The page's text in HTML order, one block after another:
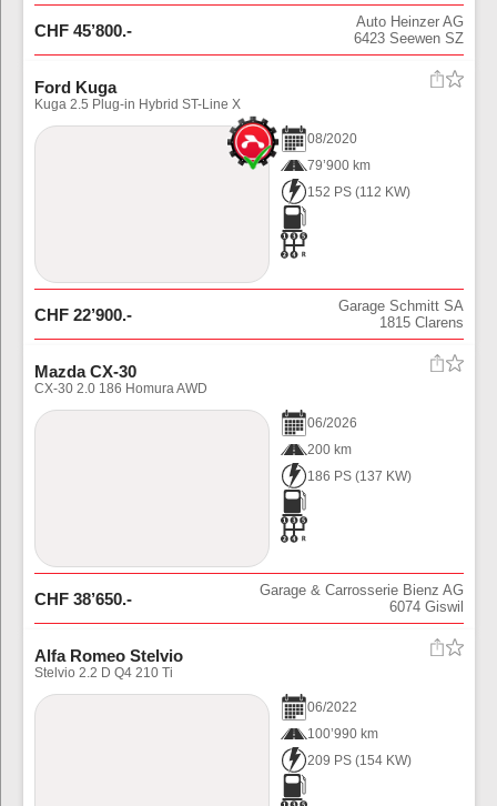
CHF 45’800.-
Auto Heinzer AG
6423 Seewen SZ
Ford Kuga
Kuga 2.5 Plug-in Hybrid ST-Line X
08/2020
79’900 km
152 PS (112 KW)
CHF 22’900.-
Garage Schmitt SA
1815 Clarens
Mazda CX-30
CX-30 2.0 186 Homura AWD
06/2026
200 km
186 PS (137 KW)
CHF 38’650.-
Garage & Carrosserie Bienz AG
6074 Giswil
Alfa Romeo Stelvio
Stelvio 2.2 D Q4 210 Ti
06/2022
100’990 km
209 PS (154 KW)